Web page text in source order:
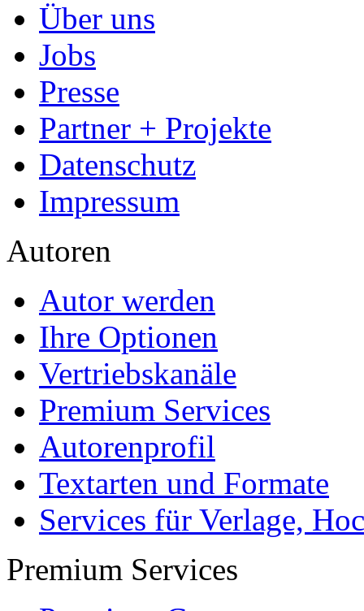
Allgemein
Home
Arbeiten hochladen
Katalog
Services & Vorlagen
Jobs
Presse
Partner + Projekte
Datenschutz
Impressum
Autoren
Autor werden